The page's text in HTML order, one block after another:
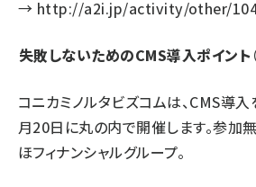
→ http://a2i.jp/activity/other/
失敗しないためのCMS導入ポイント
コニカミノルタビズコムは、CMS導
月20日に丸の内で開催します。参加
ほフィナンシャルグループ。